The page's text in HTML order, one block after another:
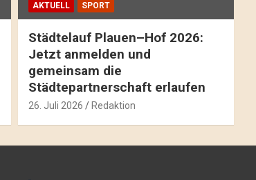
AKTUELL SPORT
Städtelauf Plauen–Hof 2026:
Jetzt anmelden und
gemeinsam die
Städtepartnerschaft erlaufen
26. Juli 2026 Redaktion